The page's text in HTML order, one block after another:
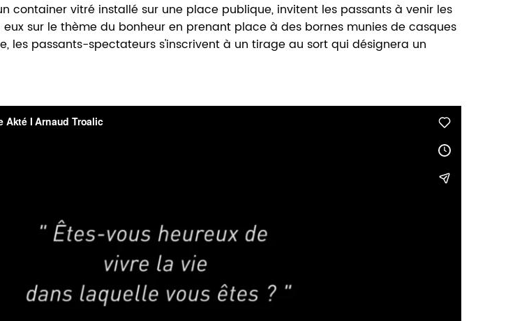
container vitré installé sur une place publique, invitent les passants à venir les
sur le thème du bonheur en prenant place à des bornes munies de casques
les passants-spectateurs s'inscrivent à un tirage au sort qui désignera un